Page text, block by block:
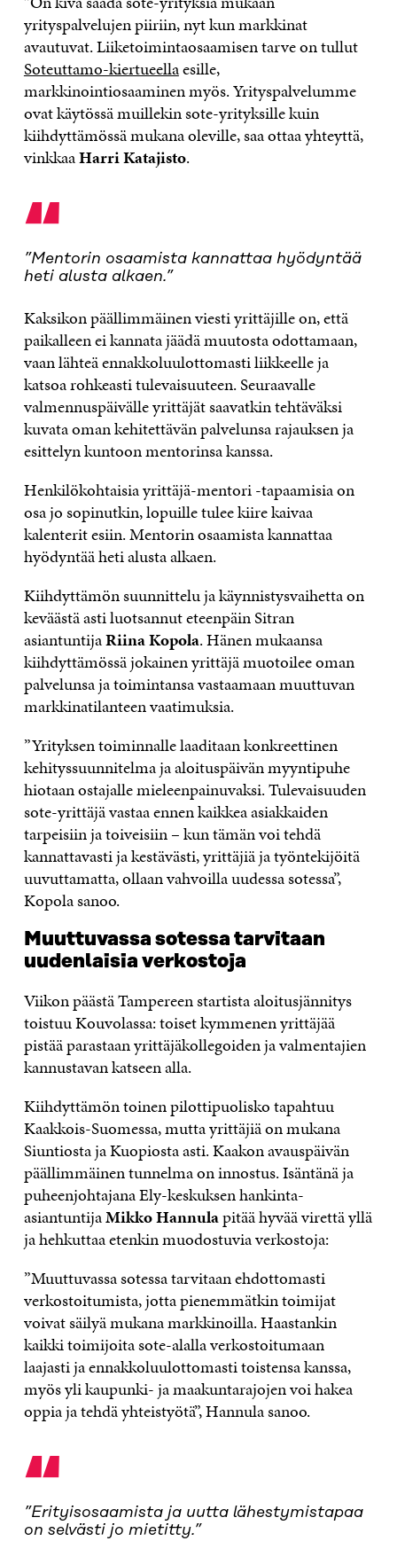
yrityspalvelujen piiriin, nyt kun markkinat
avautuvat. Liiketoimintaosaamisen tarve on tullut
Soteuttamo-kiertueellaesille,
markkinointiosaaminen myös. Yrityspalvelumme
ovat käytössä muillekin sote-yrityksille kuin
kiihdyttämössä mukana oleville, saa ottaa yhteyttä,
vinkkaaHarri Katajisto.
“
”Mentorin osaamista kannattaa hyödyntää
heti alusta alkaen.”
Kaksikon päällimmäinen viesti yrittäjille on, että
paikalleen ei kannata jäädä muutosta odottamaan,
vaan lähteä ennakkoluulottomasti liikkeelle ja
katsoa rohkeasti tulevaisuuteen. Seuraavalle
valmennuspäivälle yrittäjät saavatkin tehtäväksi
kuvata oman kehitettävän palvelunsa rajauksen ja
esittelyn kuntoon mentorinsa kanssa.
Henkilökohtaisia yrittäjä-mentori -tapaamisia on
osa jo sopinutkin, lopuille tulee kiire kaivaa
kalenterit esiin. Mentorin osaamista kannattaa
hyödyntää heti alusta alkaen.
Kiihdyttämön suunnittelu ja käynnistysvaihetta on
keväästä asti luotsannut eteenpäin Sitran
asiantuntijaRiina Kopola. Hänen mukaansa
kiihdyttämössä jokainen yrittäjä muotoilee oman
palvelunsa ja toimintansa vastaamaan muuttuvan
markkinatilanteen vaatimuksia.
”Yrityksen toiminnalle laaditaan konkreettinen
kehityssuunnitelma ja aloituspäivän myyntipuhe
hiotaan ostajalle mieleenpainuvaksi. Tulevaisuuden
sote-yrittäjä vastaa ennen kaikkea asiakkaiden
tarpeisiin ja toiveisiin – kun tämän voi tehdä
kannattavasti ja kestävästi, yrittäjiä ja työntekijöitä
uuvuttamatta, ollaan vahvoilla uudessa sotessa”,
Kopola sanoo.
Muuttuvassa sotessa tarvitaan
uudenlaisia verkostoja
Viikon päästä Tampereen startista aloitusjännitys
toistuu Kouvolassa: toiset kymmenen yrittäjää
pistää parastaan yrittäjäkollegoiden ja valmentajien
kannustavan katseen alla.
Kiihdyttämön toinen pilottipuolisko tapahtuu
Kaakkois-Suomessa, mutta yrittäjiä on mukana
Siuntiosta ja Kuopiosta asti. Kaakon avauspäivän
päällimmäinen tunnelma on innostus. Isäntänä ja
puheenjohtajana Ely-keskuksen hankinta-
asiantuntijaMikko Hannulapitää hyvää virettä yllä
ja hehkuttaa etenkin muodostuvia verkostoja:
”Muuttuvassa sotessa tarvitaan ehdottomasti
verkostoitumista, jotta pienemmätkin toimijat
voivat säilyä mukana markkinoilla. Haastankin
kaikki toimijoita sote-alalla verkostoitumaan
laajasti ja ennakkoluulottomasti toistensa kanssa,
myös yli kaupunki- ja maakuntarajojen voi hakea
oppia ja tehdä yhteistyötä”, Hannula sanoo.
“
”Erityisosaamista ja uutta lähestymistapaa
on selvästi jo mietitty.”